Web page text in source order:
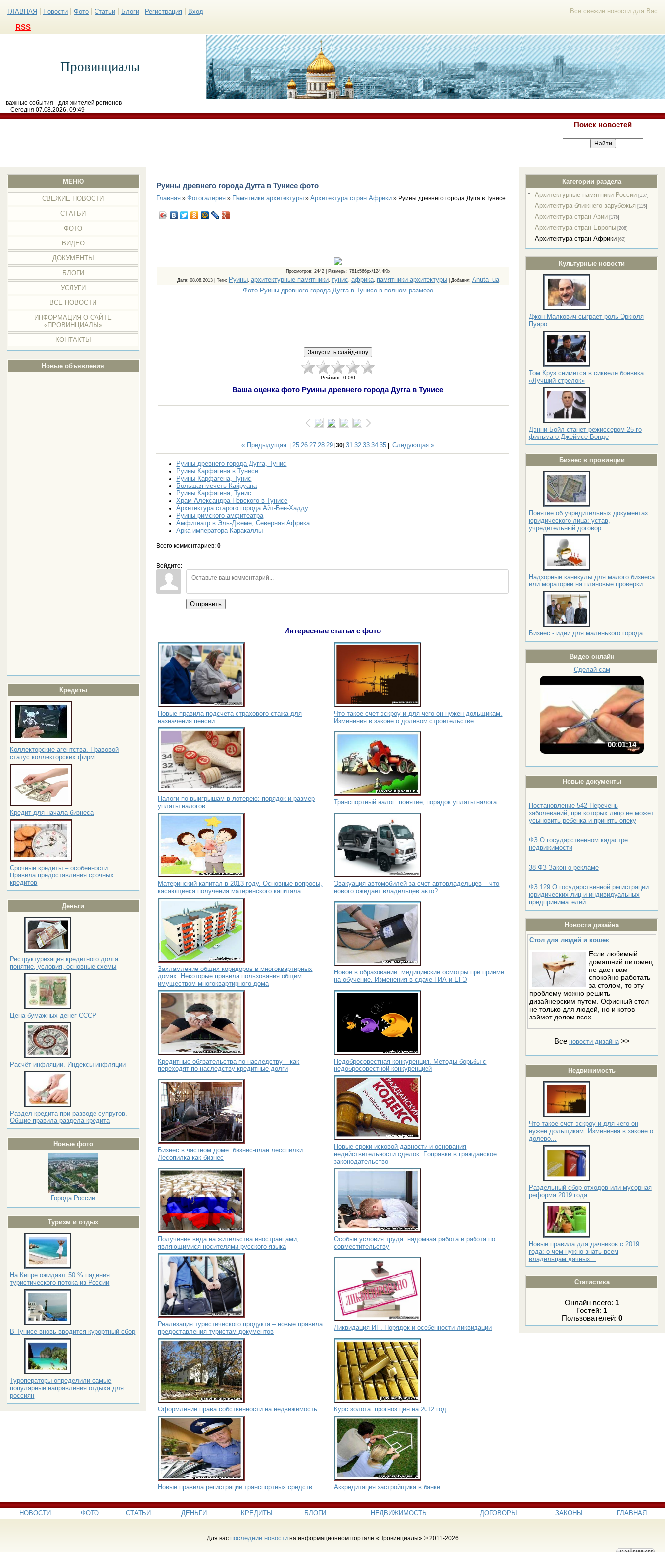
Все свежие новости для Вас
ГЛАВНАЯ Новости Фото Статьи Блоги Регистрация Вход
RSS
Провинциалы
важные события - для жителей регионов
Сегодня 07.08.2026, 09:49
Поиск новостей
МЕНЮ
СВЕЖИЕ НОВОСТИ
СТАТЬИ
ФОТО
ВИДЕО
ДОКУМЕНТЫ
БЛОГИ
УСЛУГИ
ВСЕ НОВОСТИ
ИНФОРМАЦИЯ О САЙТЕ
«ПРОВИНЦИАЛЫ»
КОНТАКТЫ
Новые объявления
Кредиты
Коллекторские агентства. Правовой
статус коллекторских фирм
Кредит для начала бизнеса
Срочные кредиты – особенности.
Правила предоставления срочных
кредитов
Деньги
Реструктуризация кредитного долга:
понятие, условия, основные схемы
Цена бумажных денег СССР
Расчёт инфляции. Индексы инфляции
Раздел кредита при разводе супругов.
Общие правила раздела кредита
Новые фото
Города России
Туризм и отдых
На Кипре ожидают 50 % падения
туристического потока из России
В Тунисе вновь вводится курортный сбор
Туроператоры определили самые
популярные направления отдыха для
россиян
Категории раздела
Архитектурные памятники России [137]
Архитектура ближнего зарубежья [115]
Архитектура стран Азии [178]
Архитектура стран Европы [208]
Архитектура стран Африки [62]
Культурные новости
Джон Малкович сыграет роль Эркюля
Пуаро
Том Круз снимется в сиквеле боевика
«Лучший стрелок»
Дэнни Бойл станет режиссером 25-го
фильма о Джеймсе Бонде
Бизнес в провинции
Понятие об учредительных документах
юридического лица: устав,
учредительный договор
Надзорные каникулы для малого бизнеса
или мораторий на плановые проверки
Бизнес - идеи для маленького города
Видео онлайн
Сделай сам
00:01:14
Новые документы
Постановление 542 Перечень
заболеваний, при которых лицо не может
усыновить ребенка и принять опеку
ФЗ О государственном кадастре
недвижимости
38 ФЗ Закон о рекламе
ФЗ 129 О государственной регистрации
юридических лиц и индивидуальных
предпринимателей
Новости дизайна
Стол для людей и кошек
Если любимый
домашний питомец
не дает вам
спокойно работать
за столом, то эту
проблему можно решить
дизайнерским путем. Офисный стол
не только для людей, но и котов
займет делом всех.
Все новости дизайна>>
Недвижимость
Что такое счет эскроу и для чего он
нужен дольщикам. Изменения в законе о
долево...
Раздельный сбор отходов или мусорная
реформа 2019 года
Новые правила для дачников с 2019
года: о чем нужно знать всем
владельцам дачных...
Статистика
Онлайн всего: 1
Гостей: 1
Пользователей: 0
Руины древнего города Дугга в Тунисе фото
Главная »Фотогалерея » Памятники архитектуры »Архитектура стран Африки » Руины древнего города Дугга в Тунисе
Просмотров: 2442 | Размеры: 781x566px/124.4Kb
Дата: 08.08.2013 | Теги: Руины архитектурные памятники тунис африка, памятники архитектуры Добавил: Anuta_ua
Фото Руины древнего города Дугга в Тунисе в полном размере
Рейтинг: 0.0/0
Ваша оценка фото Руины древнего города Дугга в Тунисе
« Предыдущая | 25 26 27 28 29 [30]31 32 33 34 35 |Следующая »
Руины древнего города Дугга, Тунис
Руины Карфагена в Тунисе
Руины Карфагена, Тунис
Большая мечеть Кайруана
Руины Карфагена, Тунис
Храм Александра Невского в Тунисе
Архитектура старого города Айт-Бен-Хадду
Руины римского амфитеатра
Амфитеатр в Эль-Джеме, Северная Африка
Арка императора Каракаллы
Всего комментариев:0
Войдите:
Отправить
Интересные статьи с фото
Новые правила подсчета страхового стажа для
назначения пенсии
Что такое счет эскроу и для чего он нужен дольщикам.
Изменения в законе о долевом строительстве
Налоги по выигрышам в лотерею: порядок и размер
уплаты налогов
Транспортный налог: понятие, порядок уплаты налога
Материнский капитал в 2013 году. Основные вопросы,
касающиеся получения материнского капитала
Эвакуация автомобилей за счет автовладельцев – что
нового ожидает владельцев авто?
Захламление общих коридоров в многоквартирных
домах. Некоторые правила пользования общим
имуществом многоквартирного дома
Новое в образовании: медицинские осмотры при приеме
на обучение. Изменения в сдаче ГИА и ЕГЭ
Кредитные обязательства по наследству – как
переходят по наследству кредитные долги
Недобросовестная конкуренция. Методы борьбы с
недобросовестной конкуренцией
Бизнес в частном доме: бизнес-план лесопилки.
Лесопилка как бизнес
Новые сроки исковой давности и основания
недействительности сделок. Поправки в гражданское
законодательство
Получение вида на жительства иностранцами,
являющимися носителями русского языка
Особые условия труда: надомная работа и работа по
совместительству
Реализация туристического продукта – новые правила
предоставления туристам документов
Ликвидация ИП. Порядок и особенности ликвидации
Оформление права собственности на недвижимость Курс золота: прогноз цен на 2012 год
Новые правила регистрации транспортных средств Аккредитация застройщика в банке
НОВОСТИ ФОТО СТАТЬИ ДЕНЬГИ КРЕДИТЫ БЛОГИ НЕДВИЖИМОСТЬ ДОГОВОРЫ ЗАКОНЫ ГЛАВНАЯ
Для вас последние новостина информационном портале «Провинциалы» © 2011-2026